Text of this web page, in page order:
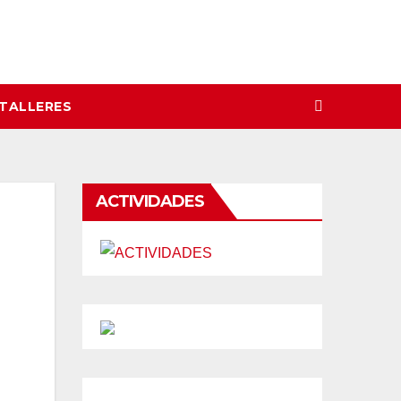
ACTIVIDADES